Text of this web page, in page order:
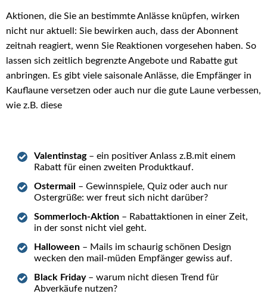
Aktionen, die Sie an bestimmte Anlässe knüpfen, wirken
nicht nur aktuell: Sie bewirken auch, dass der Abonnent
zeitnah reagiert, wenn Sie Reaktionen vorgesehen haben. So
lassen sich zeitlich begrenzte Angebote und Rabatte gut
anbringen. Es gibt viele saisonale Anlässe, die Empfänger in
Kauflaune versetzen oder auch nur die gute Laune verbessen,
wie z.B. diese
Valentinstag– ein positiver Anlass z.B.mit einem
Rabatt für einen zweiten Produktkauf.
Ostermail – Gewinnspiele, Quiz oder auch nur
Ostergrüße: wer freut sich nicht darüber?
Sommerloch-Aktion – Rabattaktionen in einer Zeit,
in der sonst nicht viel geht.
Halloween – Mails im schaurig schönen Design
wecken den mail-müden Empfänger gewiss auf.
Black Friday– warum nicht diesen Trend für
Abverkäufe nutzen?